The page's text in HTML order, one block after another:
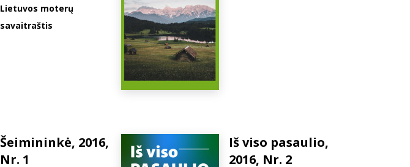
Lietuvos moterų
savaitraštis
Šeimininkė, 2016,
Nr. 1
Iš viso pasaulio,
2016, Nr. 2